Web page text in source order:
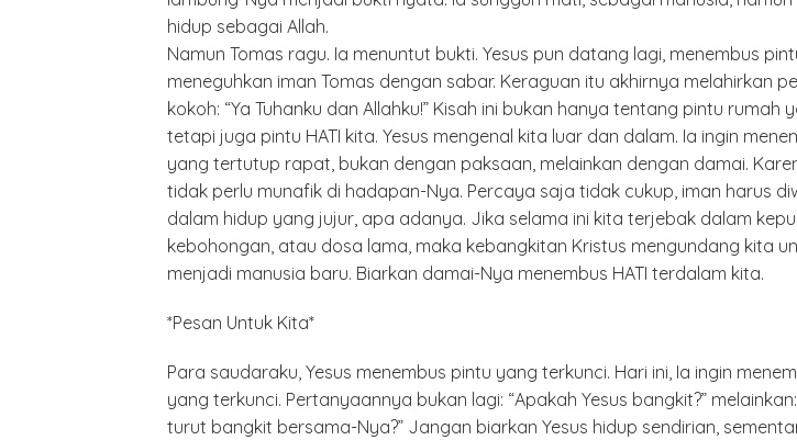
hidup sebagai Allah.
Namun Tomas ragu. Ia menuntut bukti. Yesus pun datang lagi, menembus
meneguhkan iman Tomas dengan sabar. Keraguan itu akhirnya melahirkan
kokoh: “Ya Tuhanku dan Allahku!” Kisah ini bukan hanya tentang pintu rumah
tetapi juga pintu HATI kita. Yesus mengenal kita luar dan dalam. Ia ingin
yang tertutup rapat, bukan dengan paksaan, melainkan dengan damai.
tidak perlu munafik di hadapan-Nya. Percaya saja tidak cukup, iman harus
dalam hidup yang jujur, apa adanya. Jika selama ini kita terjebak dalam
kebohongan, atau dosa lama, maka kebangkitan Kristus mengundang kita
menjadi manusia baru. Biarkan damai-Nya menembus HATI terdalam kita.
*Pesan Untuk Kita*
Para saudaraku, Yesus menembus pintu yang terkunci. Hari ini, Ia ingin
yang terkunci. Pertanyaannya bukan lagi: “Apakah Yesus bangkit?”
turut bangkit bersama-Nya?” Jangan biarkan Yesus hidup sendirian,